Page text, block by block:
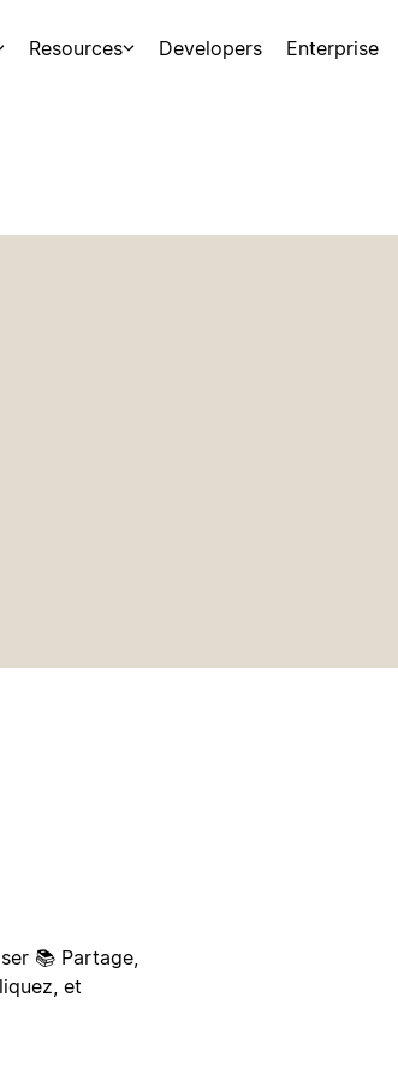
Resources Developers Enterprise
📚 Partage,
et